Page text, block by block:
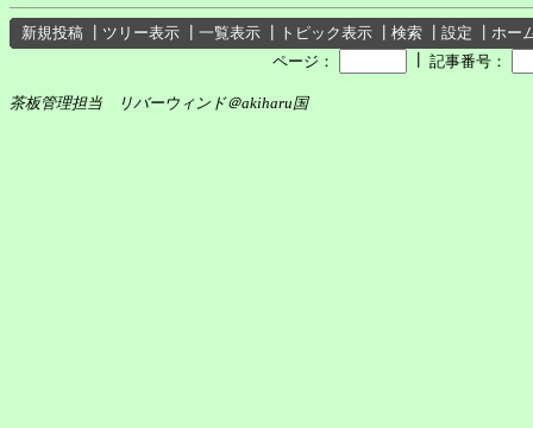
新規投稿 ツリー表示 一覧表示 トピック表示 検索 設定
ホー
ページ：
記事番号：
茶板管理担当 リバーウィンド＠akiharu国